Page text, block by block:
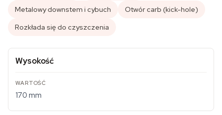
Metalowy downstem i cybuch
Otwór carb (kick-hole)
Rozkłada się do czyszczenia
Wysokość
170 mm